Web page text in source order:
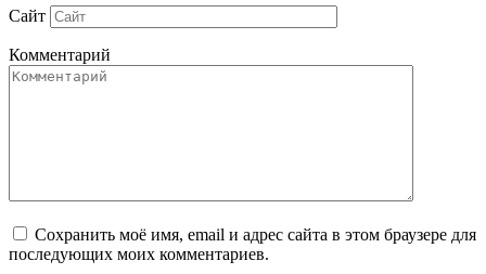
Сайт
Комментарий
Сохранить моё имя, email и адрес сайта в этом браузере для
последующих моих комментариев.